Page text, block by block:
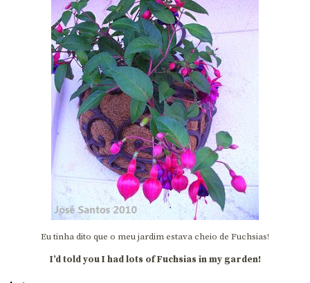
Eu tinha dito que o meu jardim estava cheio de Fuchsias!
I’d told you I had lots of Fuchsias in my garden!